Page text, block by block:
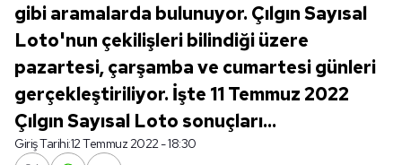
gibi aramalarda bulunuyor. Çılgın Sayısal
Loto'nun çekilişleri bilindiği üzere
pazartesi, çarşamba ve cumartesi günleri
gerçekleştiriliyor. İşte 11 Temmuz 2022
Çılgın Sayısal Loto sonuçları...
Giriş Tarihi:12 Temmuz 2022 - 18:30